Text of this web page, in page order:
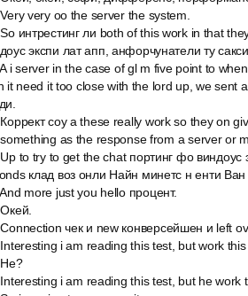
Very very оо the server the system.
So интрестинг ли both of this work in that
экспи лат апп, анфорчунатели ту
A i server in the case of gl m five point to
it need it too close with the lord up, we sent
Коррект соу а these really work so they on
as the response from a server or
Up to try to get the chat портинг фо виндоус
клад воз онли Найн минетс н енти Ван
And more just you hello процент.
Окей.
Connection чек и new конверсейшен и left
Interesting i am reading this test, but work
He?
Interesting i am reading this test, but he